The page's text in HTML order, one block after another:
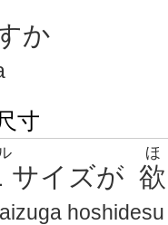
か
寸
サイズが 欲
ほ
hoshidesu